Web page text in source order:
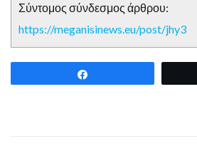
Σύντομος σύνδεσμος άρθρου:
https://meganisinews.eu/post/jhy3